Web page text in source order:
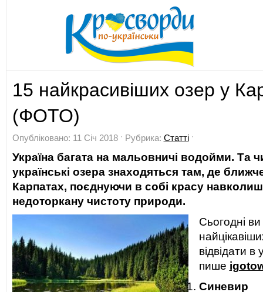
15 найкрасивіших озер у
(ФОТО)
Опубліковано: 11 Січ 2018 ˑ Рубрика: Статтіˑ
Україна багата на мальовничі водойми. Та
українські озера знаходяться там, де
Карпатах, поєднуючи в собі красу
недоторкану чистоту природи.
Сьогодні
відвідати в
пише
Синевир